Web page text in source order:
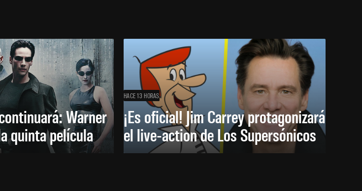
Warner
quinta película
HACE 13 HORAS
¡Es oficial! Jim Carrey protagonizará
el live-action de Los Supersónicos